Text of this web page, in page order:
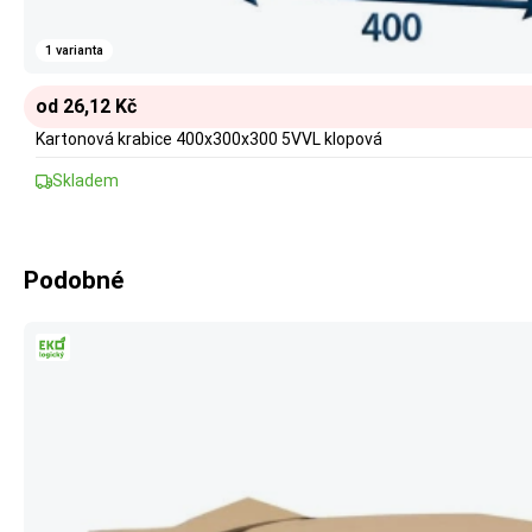
1 varianta
od 26,12 Kč
Kartonová krabice 400x300x300 5VVL klopová
Skladem
Podobné